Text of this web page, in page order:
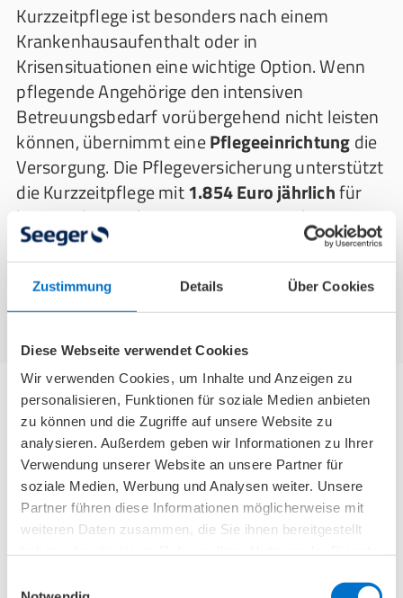
Zustimmung Details Über Cookies
Diese Webseite verwendet Cookies
Wir verwenden Cookies, um Inhalte und Anzeigen zu
personalisieren, Funktionen für soziale Medien anbieten
zu können und die Zugriffe auf unsere Website zu
analysieren. Außerdem geben wir Informationen zu Ihrer
Verwendung unserer Website an unsere Partner für
soziale Medien, Werbung und Analysen weiter. Unsere
Partner führen diese Informationen möglicherweise mit
weiteren Daten zusammen, die Sie ihnen bereitgestellt
Kurzzeitpflege ist besonders nach einem
Krankenhausaufenthalt oder in
Krisensituationen eine wichtige Option. Wenn
pflegende Angehörige den intensiven
Betreuungsbedarf vorübergehend nicht leisten
können, übernimmt einePflegeeinrichtungdie
Versorgung. Die Pflegeversicherung unterstützt
die Kurzzeitpflege mit1.854 Euro jährlichfür
bis zu acht Wochen. Seit 2021 ist auch eine
zehntägige Übergangspflege im Krankenhaus
möglich, wenn die Anschlussversorgung noch
nicht geklärt ist.
Verhinderungspflege für den Pflegegrad
5
Verhinderungspflege bei Pflegegrad 5kommt
zum Einsatz, wenn pflegende Angehörige durch
Krankheit oder andere Umstände verhindert
sind. Die Pflegekasse stellt hierfür
jährlich